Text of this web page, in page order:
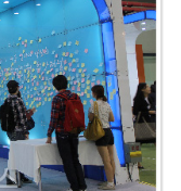
기 기